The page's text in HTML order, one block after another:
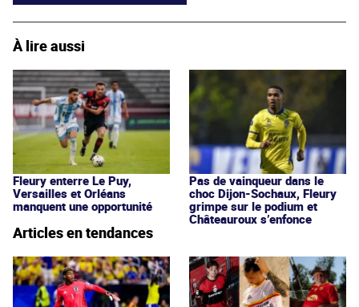
À lire aussi
Fleury enterre Le Puy,
Versailles et Orléans
manquent une opportunité
Pas de vainqueur dans le
choc Dijon-Sochaux, Fleury
grimpe sur le podium et
Châteauroux s’enfonce
Articles en tendances